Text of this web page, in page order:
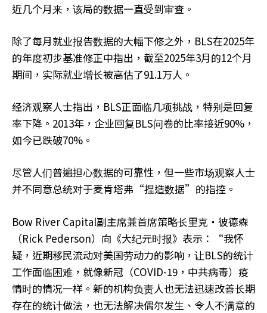
近几个月来，该局的数据一直受到审查。
除了每月就业报告数据的大幅下修之外，BLS在2025年
的年度初步基准修正中指出，截至2025年3月的12个月
期间，实际就业增长被高估了91.1万人。
经济观察人士指出，BLS正面临几项挑战，特别是回复
率下降。2013年，企业回复BLS问卷的比率接近90%，
如今已跌破70%。
尽管人们普遍担心数据的可靠性，但一些市场观察人士
并不同意总统对于麦肯塔弗“捏造数据”的指控。
Bow River Capital副主席兼首席策略长里克‧彼德森
（Rick Pederson）向《大纪元时报》表示：“我怀
疑，近期移民流动对美国劳动力的影响，让BLS的统计
工作面临困难，就像新冠（COVID-19，中共病毒）疫
情时的情况一样。新的机构负责人也无法迅速改善长期
存在的统计做法，也无法解决偶尔发生、令人不满意的